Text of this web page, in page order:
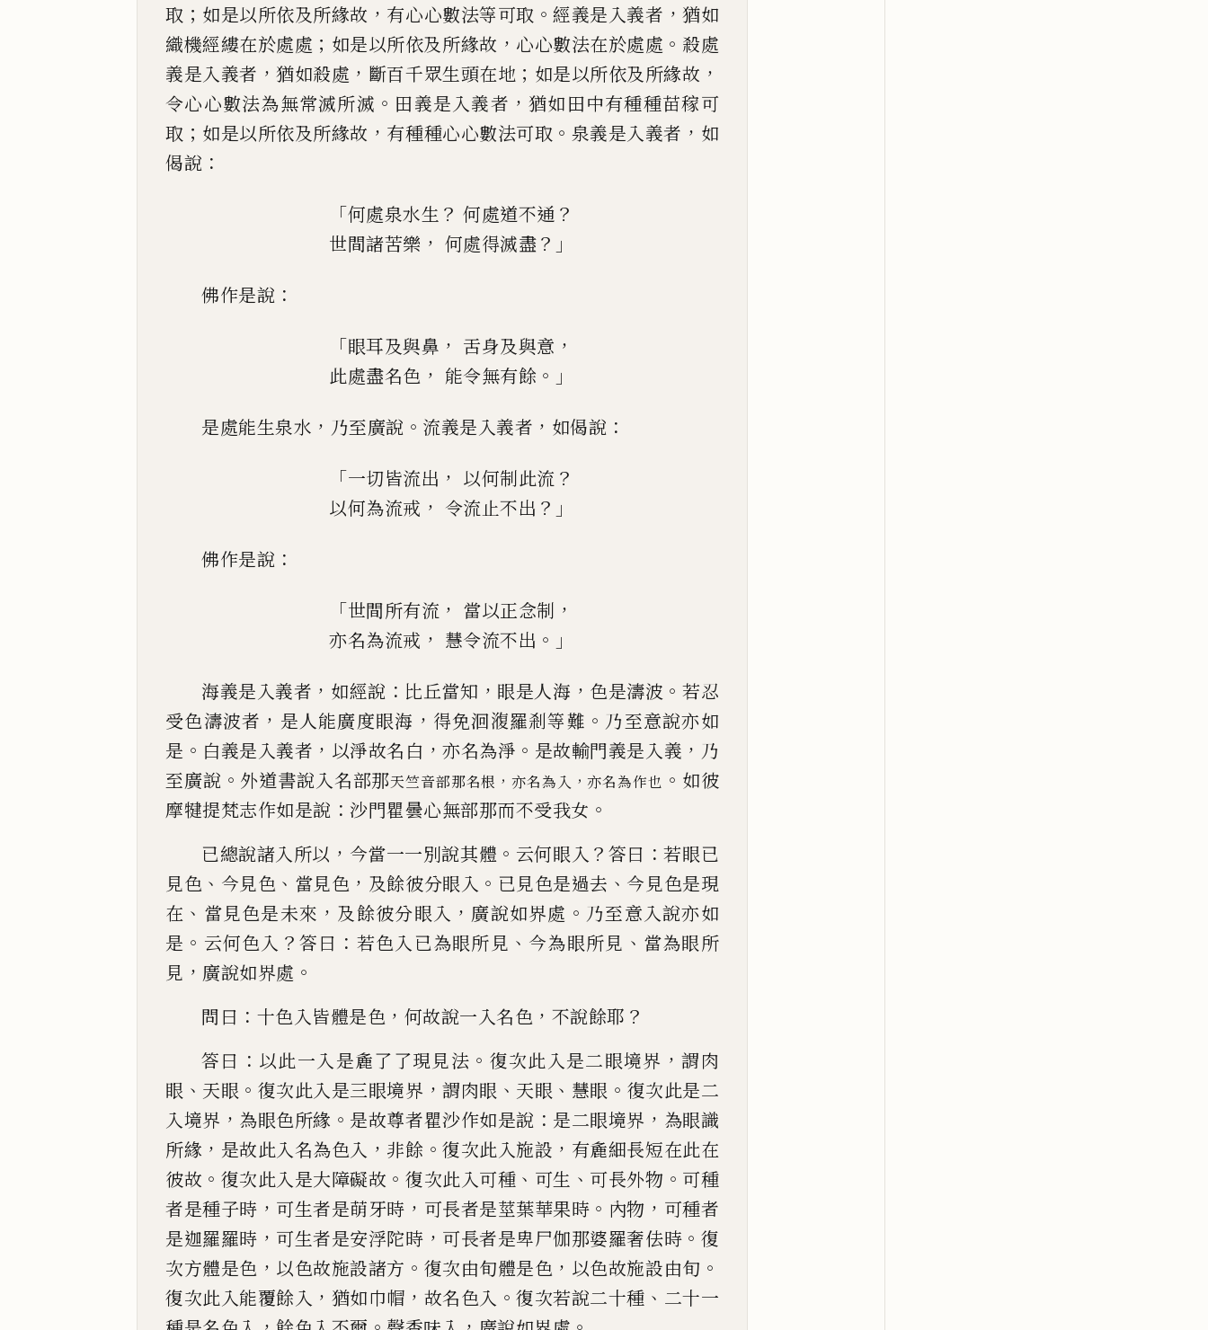
取 ； 如是以所依及所緣故 ， 有心心數法等可取 。 經義是入義者 ，猶如
織機經縷在於處處 ； 如是以所依及所緣故 ， 心心數法在於處處 。 殺處
義是入義者 ，猶如殺處 ， 斷百千眾生頭在地 ； 如是以所依及所緣故 ，
令心心數法為無常滅所滅 。 田義是入義者 ，猶如田中有種種苗稼可
取 ； 如是以所依及所緣故 ， 有種種心心數法可取 。 泉義是入義者 ， 如
偈說 ：
「何處泉水生 ？ 何處道不通 ？
世間諸苦樂 ， 何處得滅盡？」
佛作是說 ：
「眼耳及與鼻 ， 舌身及與意 ，
此處盡名色 ， 能令無有餘 。」
是處能生泉水 ， 乃至廣說 。 流義是入義者 ， 如偈說 ：
「一切皆流出 ， 以何制此流 ？
以何為流戒 ， 令流止不出 ？」
佛作是說 ：
「世間所有流 ， 當以正念制 ，
亦名為流戒 ， 慧令流不出 。」
海義是入義者 ， 如經說 ： 比丘當知 ， 眼是人海 ， 色是濤波 。 若忍
受色濤波者 ， 是人能廣度眼海 ， 得免洄澓羅剎等難 。 乃至意說亦如
是 。 白義是入義者 ， 以淨故名白 ，亦名為淨 。 是故輸門義是入義 ， 乃
至廣說 。 外道書說入名部那天竺音部那名根 ，亦名為入 ，亦名為作也 。 如彼
摩犍提梵志作如是說 ： 沙門瞿曇心無部那而不受我女 。
已總說諸入所以 ， 今當一一別說其體 。 云何眼入 ？ 答曰 ：若眼已
見色 、 今見色 、 當見色 ， 及餘彼分眼入 。 已見色是過去 、 今見色是現
在 、 當見色是未來 ， 及餘彼分眼入 ， 廣說如界處 。 乃至意入說亦如
是 。 云何色入 ？ 答曰 ： 若色入 已為眼所見 、 今為眼所見 、 當為眼所
見 ， 廣說如界處 。
問曰 ： 十色入皆體是色 ， 何故說一入名色 ， 不說餘耶 ？
答曰 ： 以此一入是麁了了現 見法 。 復次此入是二眼境界 ，謂肉
眼 、 天眼 。 復次此入是三眼境界 ，謂肉眼 、 天眼 、 慧眼 。 復次此是二
入境界 ， 為眼色所緣 。 是故尊者瞿沙作如是說 ： 是二眼境界 ， 為眼識
所緣 ， 是故此入名為色入 ， 非餘 。復次此入施設 ， 有麁細長短在此在
彼故 。 復次此入是大障礙故 。 復次此入可種 、 可生 、 可長外物 。 可種
者是種子時 ， 可生者是萌牙時 ， 可長者是莖葉華果時 。 內物 ， 可種者
是迦羅羅時 ， 可生者是安浮陀時 ， 可長者是卑尸伽那婆羅奢佉時 。 復
次方體是色 ， 以色故施設諸方 。 復次由旬體是色 ， 以色故施設由旬 。
復次此入能覆餘入 ， 猶如巾帽 ， 故名色入 。復次若說二十種 、 二十一